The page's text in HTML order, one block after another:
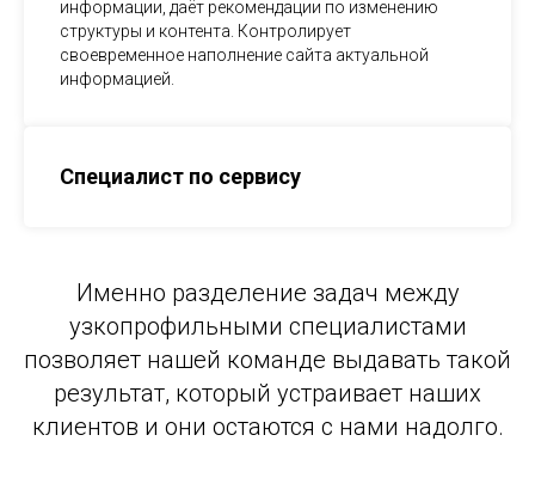
информации, даёт рекомендации по изменению
структуры и контента. Контролирует
своевременное наполнение сайта актуальной
информацией.
Специалист по сервису
Именно разделение задач между
узкопрофильными специалистами
позволяет нашей команде выдавать такой
результат, который устраивает наших
клиентов и они остаются с нами надолго.